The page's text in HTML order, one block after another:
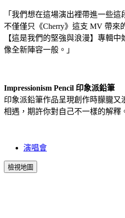
「我們想在這場演出裡帶進一些這
不僅僅只《Cherry》這支 MV 帶來
【這是我們的堅強與浪漫】專輯
像全新陣容一般。」
Impressionism Pencil 印象派鉛筆
印象派鉛筆作品呈現創作時朦朧又
相遇，期許你對自己不一樣的解釋
演唱會
檢視地圖